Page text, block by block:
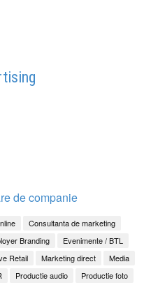
de companie
Consultanta de marketing
Branding
Evenimente / BTL
Retail Marketing direct
Media
Productie audio
Productie foto